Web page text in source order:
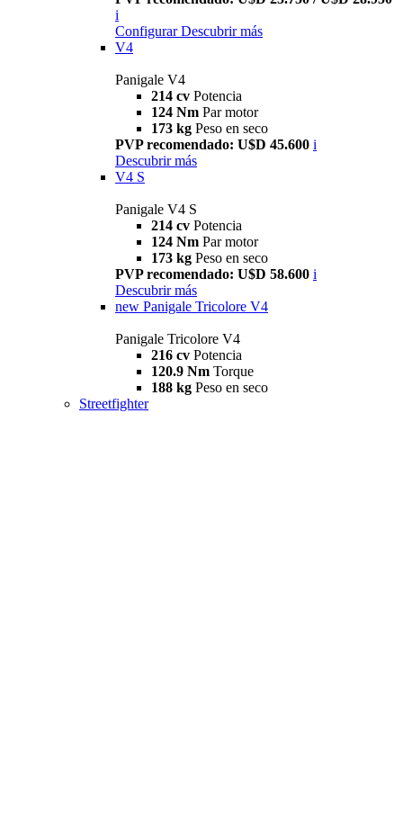
i
Configurar Descubrir más
V4
Panigale V4
214 cv Potencia
124 Nm Par motor
173 kg Peso en seco
PVP recomendado: U$D 45.600 i
Descubrir más
V4 S
Panigale V4 S
214 cv Potencia
124 Nm Par motor
173 kg Peso en seco
PVP recomendado: U$D 58.600 i
Descubrir más
new Panigale Tricolore V4
Panigale Tricolore V4
216 cv Potencia
120.9 Nm Torque
188 kg Peso en seco
Streetfighter